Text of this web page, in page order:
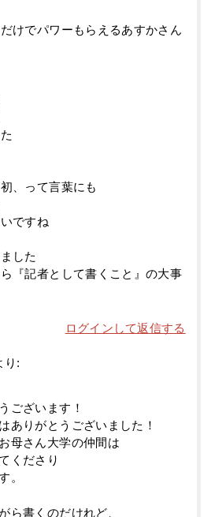
けでパワーもらえるあすかさん
、って言葉にも
ですね
した
『記者として書くこと』の大事
ログインして返信する
り:
ございます！
ありがとうございました！
母さん大学の仲間は
くださり
。
ら書くのだけれど、